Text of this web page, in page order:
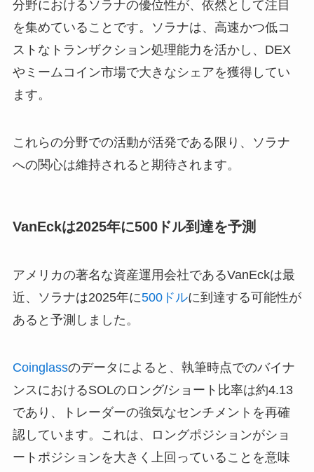
分野におけるソラナの優位性が、依然として注目
を集めていることです。ソラナは、高速かつ低コ
ストなトランザクション処理能力を活かし、DEX
やミームコイン市場で大きなシェアを獲得してい
ます。
これらの分野での活動が活発である限り、ソラナ
への関心は維持されると期待されます。
VanEckは2025年に500ドル到達を予測
アメリカの著名な資産運用会社であるVanEckは最
近、ソラナは2025年に500ドルに到達する可能性が
あると予測しました。
Coinglassのデータによると、執筆時点でのバイナ
ンスにおけるSOLのロング/ショート比率は約4.13
であり、トレーダーの強気なセンチメントを再確
認しています。これは、ロングポジションがショ
ートポジションを大きく上回っていることを意味